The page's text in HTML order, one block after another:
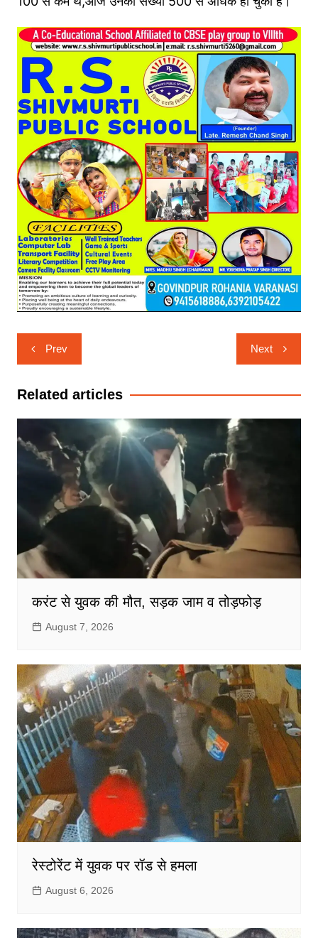
Post
navigation
Prev Next
Related articles
करंट से युवक की मौत, सड़क जाम व तोड़फोड़
August 7, 2026
रेस्टोरेंट में युवक पर रॉड से हमला
August 6, 2026